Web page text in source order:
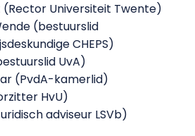
(Rector Universiteit Twente)
(bestuurslid
CHEPS)
UvA)
(PvdA-kamerlid)
HvU)
adviseur LSVb)